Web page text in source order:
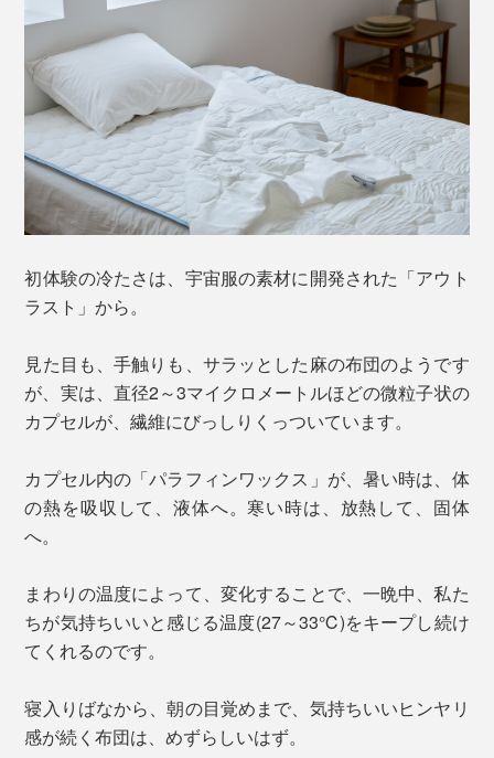
初体験の冷たさは、宇宙服の素材に開発された「アウト
ラスト」から。
見た目も、手触りも、サラッとした麻の布団のようです
が、実は、直径2～3マイクロメートルほどの微粒子状の
カプセルが、繊維にびっしりくっついています。
カプセル内の「パラフィンワックス」が、暑い時は、体
の熱を吸収して、液体へ。寒い時は、放熱して、固体
へ。
まわりの温度によって、変化することで、一晩中、私た
ちが気持ちいいと感じる温度(27～33℃)をキープし続け
てくれるのです。
寝入りばなから、朝の目覚めまで、気持ちいいヒンヤリ
感が続く布団は、めずらしいはず。